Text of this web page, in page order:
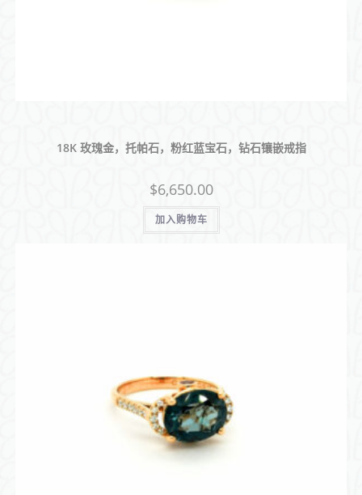
18K 玫瑰金，托帕石，粉红蓝宝石，钻石镶嵌戒指
$6,650.00
加入购物车